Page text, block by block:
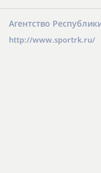
Агентство
http://www.sportrk.ru/